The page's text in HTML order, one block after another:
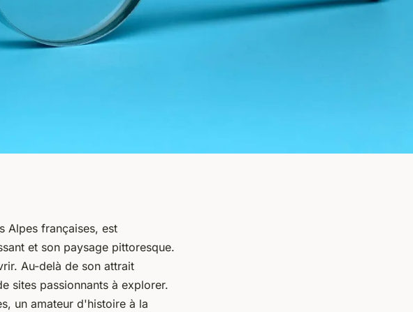
:
Alpes françaises, est
et son paysage pittoresque.
Au-delà de son attrait
sites passionnants à explorer.
un amateur d'histoire à la